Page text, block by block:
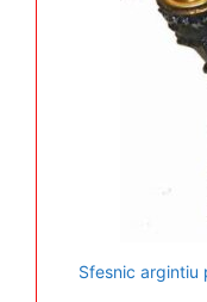
Sfesnic argintiu